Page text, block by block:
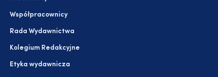
Współpracownicy
Rada Wydawnictwa
Kolegium Redakcyjne
Etyka wydawnicza